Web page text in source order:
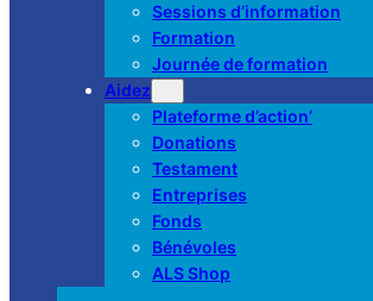
Sessions d’information
Formation
Journée de formation
Aidez
Plateforme d’action’
Donations
Testament
Entreprises
Fonds
Bénévoles
ALS Shop